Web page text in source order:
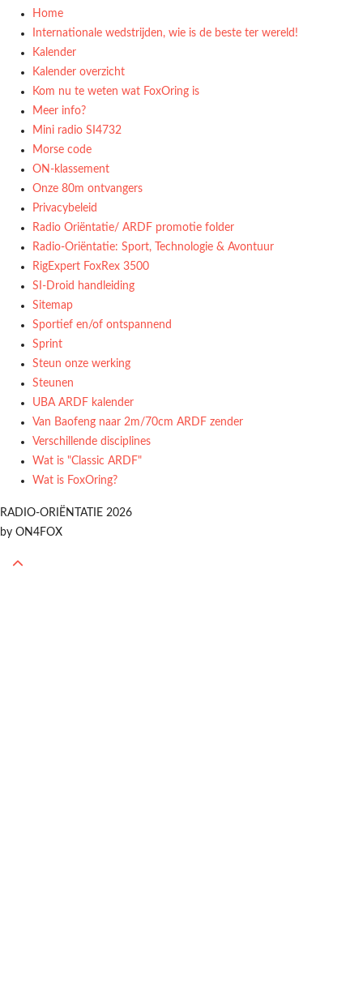
Home
Internationale wedstrijden, wie is de beste ter wereld!
Kalender
Kalender overzicht
Kom nu te weten wat FoxOring is
Meer info?
Mini radio SI4732
Morse code
ON-klassement
Onze 80m ontvangers
Privacybeleid
Radio Oriëntatie/ ARDF promotie folder
Radio‑Oriëntatie: Sport, Technologie & Avontuur
RigExpert FoxRex 3500
SI-Droid handleiding
Sitemap
Sportief en/of ontspannend
Sprint
Steun onze werking
Steunen
UBA ARDF kalender
Van Baofeng naar 2m/70cm ARDF zender
Verschillende disciplines
Wat is "Classic ARDF"
Wat is FoxOring?
RADIO-ORIËNTATIE 2026
by ON4FOX